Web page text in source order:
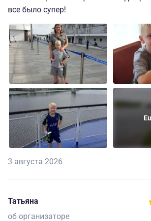
все было супер!
3 августа 2026
Татьяна
об организаторе